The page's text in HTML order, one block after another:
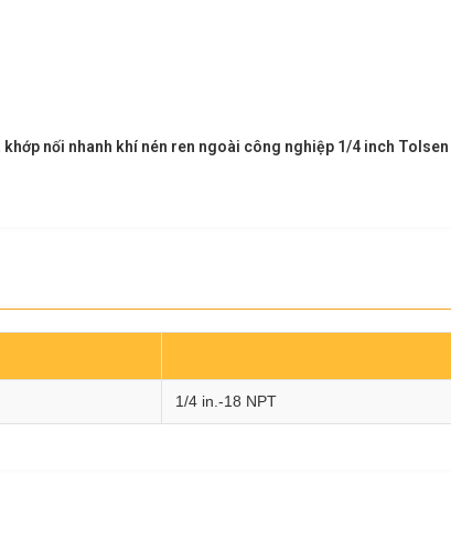
khớp nối nhanh khí nén ren ngoài công nghiệp 1/4 inch Tolsen
1/4 in.-18 NPT